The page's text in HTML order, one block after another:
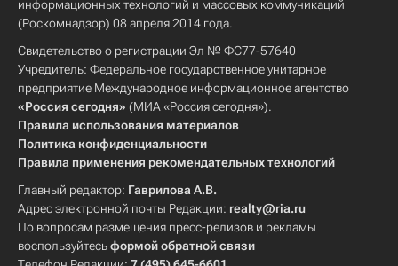
информационных технологий и массовых коммуникаций
(Роскомнадзор) 08 апреля 2014 года.
Свидетельство о регистрации Эл № ФС77-57640
Учредитель: Федеральное государственное унитарное
предприятие Международное информационное агентство
«Россия сегодня» (МИА «Россия сегодня»).
Правила использования материалов
Политика конфиденциальности
Правила применения рекомендательных технологий
Главный редактор: Гаврилова А.В.
Адрес электронной почты Редакции: realty@ria.ru
По вопросам размещения пресс-релизов и рекламы
воспользуйтесьформой обратной связи